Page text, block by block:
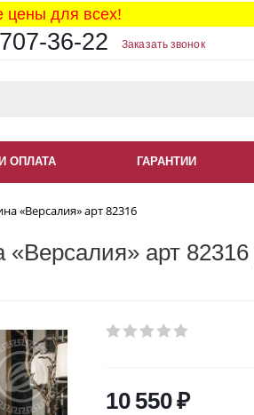
цены для всех!
36-22 Заказать звонок
ОПЛАТА ГАРАНТИИ
«Версалия» арт 82316
«Версалия» арт
10 550₽